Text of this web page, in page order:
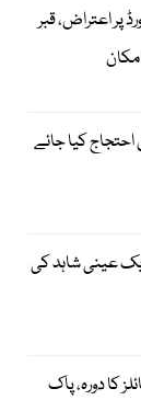
پر اعتراض، قبر
احتجاج کیا جائے
ایک عینی شاہد کی
کا دورہ، پاک